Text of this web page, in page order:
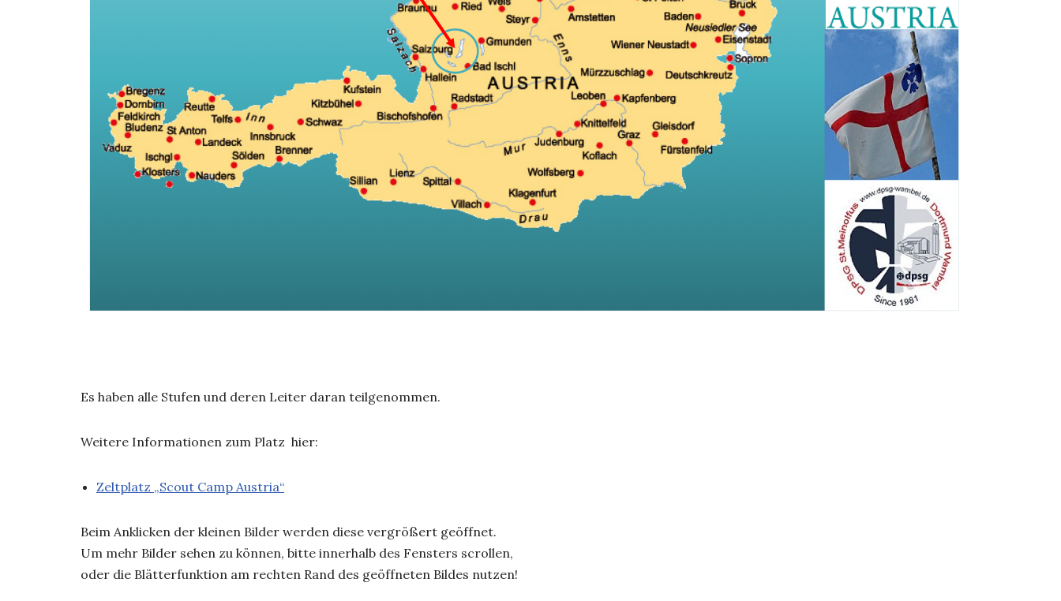
Es haben alle Stufen und deren Leiter daran teilgenommen.
Weitere Informationen zum Platz hier:
Zeltplatz „Scout Camp Austria“
Beim Anklicken der kleinen Bilder werden diese vergrößert geöffnet.
Um mehr Bilder sehen zu können, bitte innerhalb des Fensters scrollen,
oder die Blätterfunktion am rechten Rand des geöffneten Bildes nutzen!